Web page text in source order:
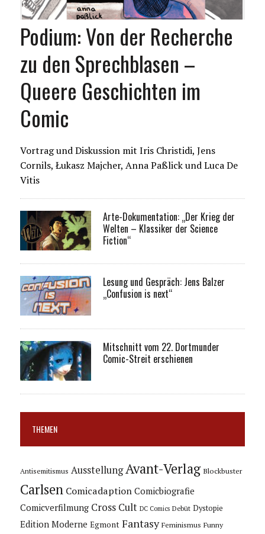
Podium: Von der Recherche
zu den Sprechblasen –
Queere Geschichten im
Comic
Vortrag und Diskussion mit Iris Christidi, Jens
Cornils, Łukasz Majcher, Anna Paßlick und Luca De
Vitis
Arte-Dokumentation: „Der Krieg der
Welten – Klassiker der Science
Fiction“
Lesung und Gespräch: Jens Balzer
„Confusion is next“
Mitschnitt vom 22. Dortmunder
Comic-Streit erschienen
THEMEN
Antisemitismus Ausstellung Avant-Verlag Blockbuster
Carlsen Comicadaption Comicbiografie
Comicverfilmung Cross Cult DC Comics Debüt Dystopie
Edition Moderne Egmont Fantasy Feminismus Funny